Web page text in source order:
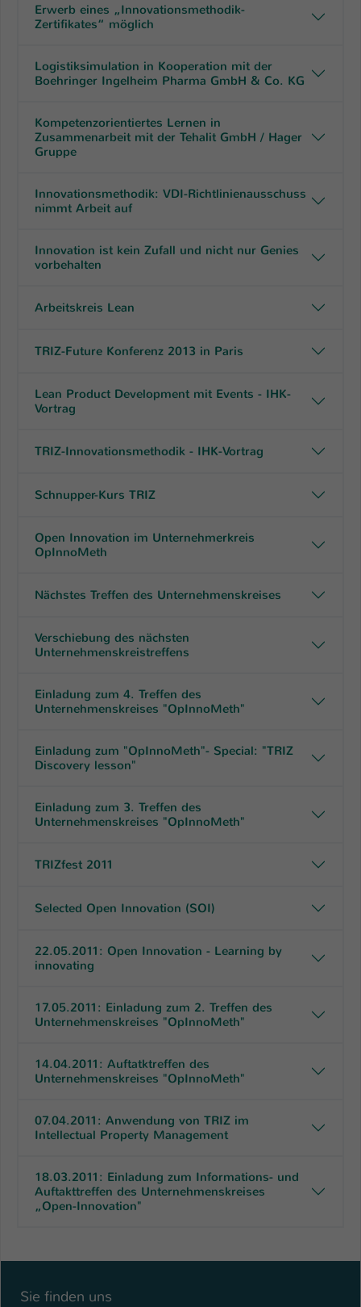
Erwerb eines „Innovationsmethodik-
Zertifikates“ möglich
Logistiksimulation in Kooperation mit der
Boehringer Ingelheim Pharma GmbH & Co. KG
Kompetenzorientiertes Lernen in
Zusammenarbeit mit der Tehalit GmbH / Hager
Gruppe
Innovationsmethodik: VDI-Richtlinienausschuss
nimmt Arbeit auf
Innovation ist kein Zufall und nicht nur Genies
vorbehalten
Arbeitskreis Lean
TRIZ-Future Konferenz 2013 in Paris
Lean Product Development mit Events - IHK-
Vortrag
TRIZ-Innovationsmethodik - IHK-Vortrag
Schnupper-Kurs TRIZ
Open Innovation im Unternehmerkreis
OpInnoMeth
Nächstes Treffen des Unternehmenskreises
Verschiebung des nächsten
Unternehmenskreistreffens
Einladung zum 4. Treffen des
Unternehmenskreises "OpInnoMeth"
Einladung zum "OpInnoMeth"- Special: "TRIZ
Discovery lesson"
Einladung zum 3. Treffen des
Unternehmenskreises "OpInnoMeth"
TRIZfest 2011
Selected Open Innovation (SOI)
22.05.2011: Open Innovation - Learning by
innovating
17.05.2011: Einladung zum 2. Treffen des
Unternehmenskreises "OpInnoMeth"
14.04.2011: Auftatktreffen des
Unternehmenskreises "OpInnoMeth"
07.04.2011: Anwendung von TRIZ im
Intellectual Property Management
18.03.2011: Einladung zum Informations- und
Auftakttreffen des Unternehmenskreises
„Open-Innovation"
Sie finden uns